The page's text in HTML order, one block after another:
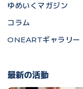
ゆめいくマガジン
コラム
ONEARTギャラリー
最新の活動